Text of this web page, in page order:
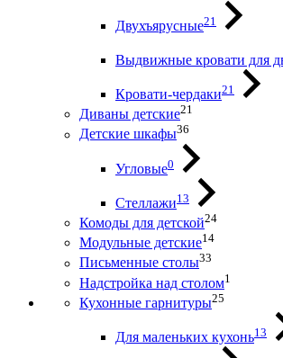
Двухъярусные21
Выдвижные кровати для
Кровати-чердаки21
Диваны детские21
Детские шкафы36
Угловые0
Стеллажи13
Комоды для детской24
Модульные детские14
Письменные столы33
Надстройка над столом1
Кухонные гарнитуры25
Для маленьких кухонь13